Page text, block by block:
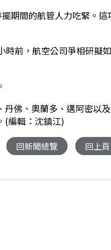
期間的航管人力吃緊。這
時前，航空公司爭相研擬
丹佛、奧蘭多、邁阿密以
(編輯：沈鎮江)
回新聞總覽 回上頁